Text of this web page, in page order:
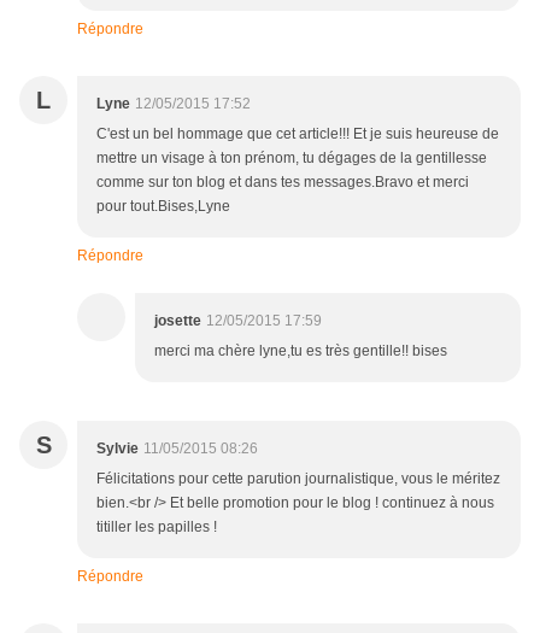
Répondre
L Lyne 12/05/2015 17:52
C'est un bel hommage que cet article!!! Et je suis heureuse de
mettre un visage à ton prénom, tu dégages de la gentillesse
comme sur ton blog et dans tes messages.Bravo et merci
pour tout.Bises,Lyne
Répondre
josette 12/05/2015 17:59
merci ma chère lyne,tu es très gentille!! bises
S Sylvie 11/05/2015 08:26
Félicitations pour cette parution journalistique, vous le méritez
bien.<br /> Et belle promotion pour le blog ! continuez à nous
titiller les papilles !
Répondre